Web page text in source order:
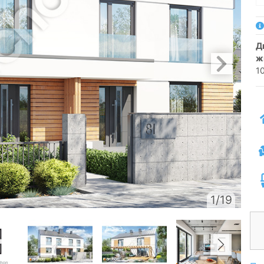
1/19
двосімейний котедж одноповерховий з